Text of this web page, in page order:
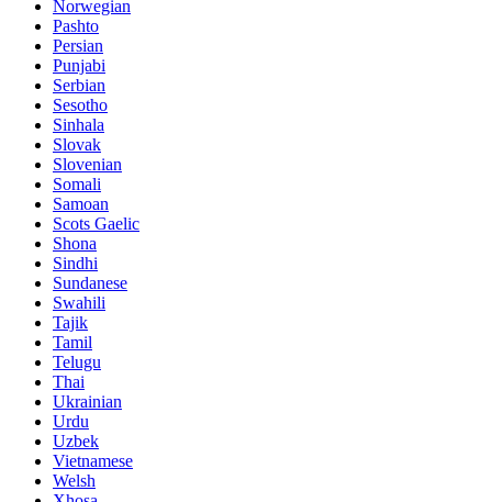
Norwegian
Pashto
Persian
Punjabi
Serbian
Sesotho
Sinhala
Slovak
Slovenian
Somali
Samoan
Scots Gaelic
Shona
Sindhi
Sundanese
Swahili
Tajik
Tamil
Telugu
Thai
Ukrainian
Urdu
Uzbek
Vietnamese
Welsh